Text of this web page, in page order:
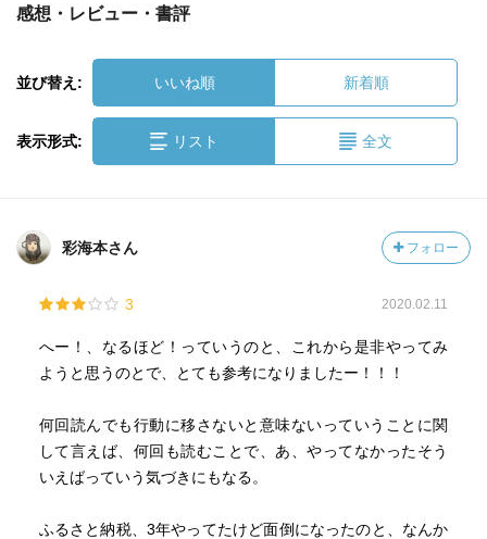
感想・レビュー・書評
並び替え: いいね順 新着順
表示形式: リスト 全文
彩海本さん フォロー
3 2020.02.11
へー！、なるほど！っていうのと、これから是非やってみ
ようと思うのとで、とても参考になりましたー！！！
何回読んでも行動に移さないと意味ないっていうことに関
して言えば、何回も読むことで、あ、やってなかったそう
いえばっていう気づきにもなる。
ふるさと納税、3年やってたけど面倒になったのと、なんか